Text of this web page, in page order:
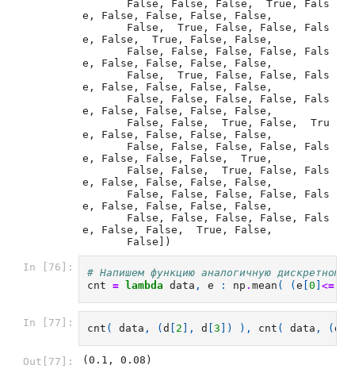
e, False, False, False, False,
e, False,  True, False, False,
e, False, False, False, False,
e, False, False, False, False,
e, False, False, False, False,
e, False, False, False, False,
e, False, False, False,  True,
e, False, False, False, False,
e, False, False, False, False,
e, False, False,  True, False,
       False])
In [76]:
# Напишем функцию аналогичную дискретному
cnt
= lambda data , e : np .mean ( (e [0 ]<=
In [77]: cnt ( data , (d 2 ], d [3 ]) ), cnt ( data , (d
Out[77]: (0.1, 0.08)